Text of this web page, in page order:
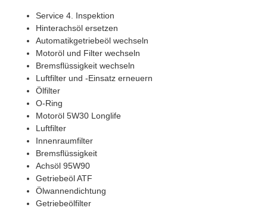
Service 4. Inspektion
Hinterachsöl ersetzen
Automatikgetriebeöl wechseln
Motoröl und Filter wechseln
Bremsflüssigkeit wechseln
Luftfilter und -Einsatz erneuern
Ölfilter
O-Ring
Motoröl 5W30 Longlife
Luftfilter
Innenraumfilter
Bremsflüssigkeit
Achsöl 95W90
Getriebeöl ATF
Ölwannendichtung
Getriebeölfilter